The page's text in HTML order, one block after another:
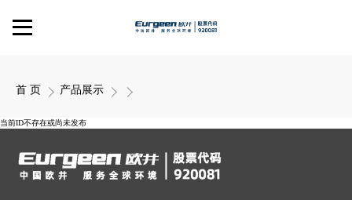
首 页 产品展示
当前ID不存在或尚未发布